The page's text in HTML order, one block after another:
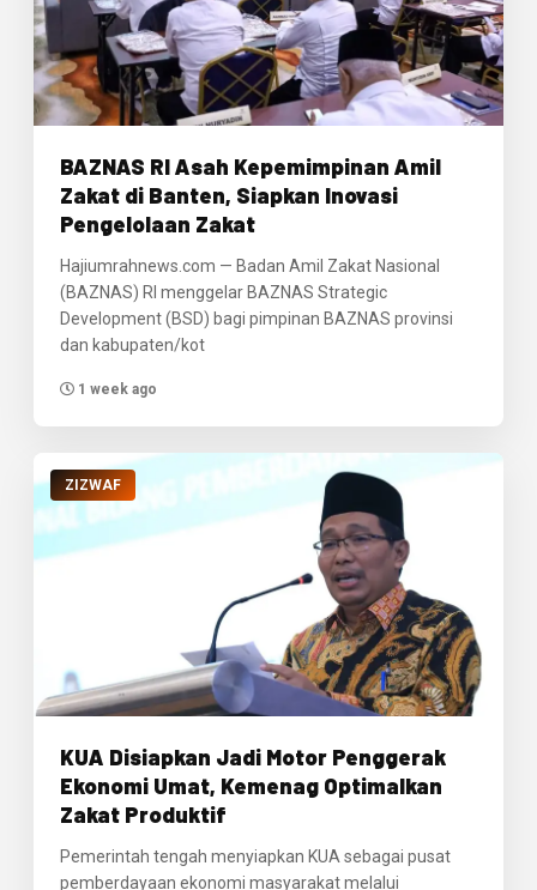
BAZNAS RI Asah Kepemimpinan Amil
Zakat di Banten, Siapkan Inovasi
Pengelolaan Zakat
Hajiumrahnews.com — Badan Amil Zakat Nasional
(BAZNAS) RI menggelar BAZNAS Strategic
Development (BSD) bagi pimpinan BAZNAS provinsi
dan kabupaten/kot
1 week ago
ZIZWAF
KUA Disiapkan Jadi Motor Penggerak
Ekonomi Umat, Kemenag Optimalkan
Zakat Produktif
Pemerintah tengah menyiapkan KUA sebagai pusat
pemberdayaan ekonomi masyarakat melalui